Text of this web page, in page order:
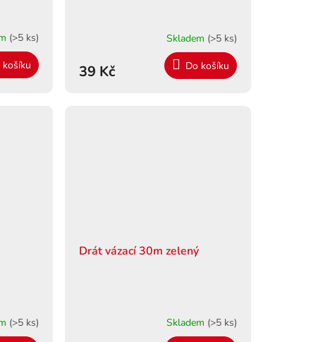
(>5 ks)
košíku
Skladem (>5 ks)
39 Kč Do košíku
(>5 ks)
Drát vázací 30m zelený
Skladem (>5 ks)